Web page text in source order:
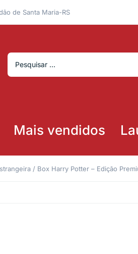
de Santa Maria-RS
Mais vendidos
/ Box Harry Potter – Edição